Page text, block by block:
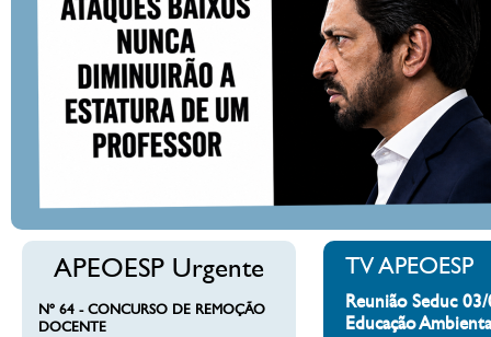
APEOESP Urgente
Nº 64 - CONCURSO DE REMOÇÃO
DOCENTE
TV APEOESP
Reunião Seduc
Educação